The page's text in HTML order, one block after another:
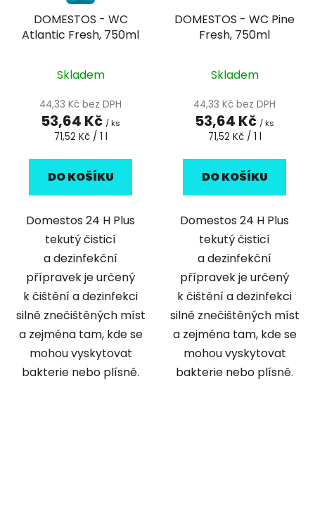
DOMESTOS - WC
Atlantic Fresh, 750ml
Skladem
44,33 Kč bez DPH
53,64 Kč / ks
Měrná
71,52 Kč / 1 l
DO KOŠÍKU
Domestos 24 H Plus
tekutý čisticí
a dezinfekční
přípravek je určený
k čištění a dezinfekci
silně znečištěných míst
a zejména tam, kde se
mohou vyskytovat
bakterie nebo plísně.
DOMESTOS - WC Pine
Fresh, 750ml
Skladem
44,33 Kč bez DPH
53,64 Kč / ks
Měrná
71,52 Kč / 1 l
DO KOŠÍKU
Domestos 24 H Plus
tekutý čisticí
a dezinfekční
přípravek je určený
k čištění a dezinfekci
silně znečištěných míst
a zejména tam, kde se
mohou vyskytovat
bakterie nebo plísně.